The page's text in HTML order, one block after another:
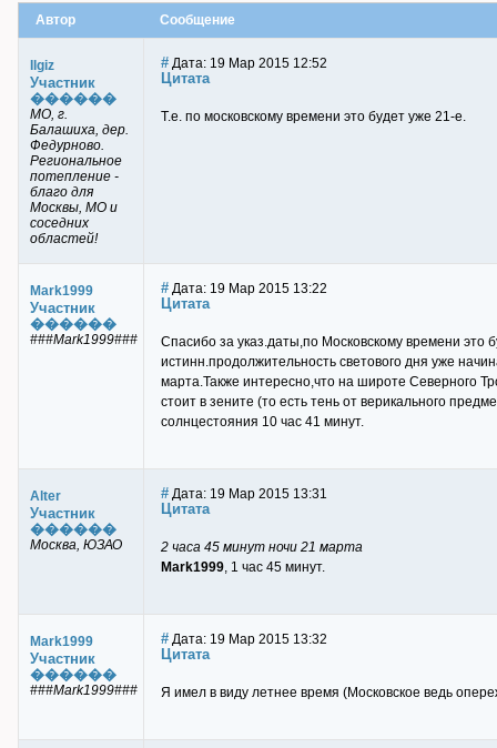
Автор Сообщение
Ilgiz
Участник
������
МО, г.
Балашиха, дер.
Федурново.
Региональное
потепление -
благо для
Москвы, МО и
соседних
областей!
# Дата: 19 Мар 2015 12:52
Цитата
Т.е. по московскому времени это будет уже 21-е.
Mark1999
Участник
������
###Mark1999###
# Дата: 19 Мар 2015 13:22
Цитата
Спасибо за указ.даты,по Московскому времени
истинн.продолжительность светового дня уже
марта.Также интересно,что на широте Северного
стоит в зените (то есть тень от верикального
солнцестояния 10 час 41 минут.
Alter
Участник
������
Москва, ЮЗАО
# Дата: 19 Мар 2015 13:31
Цитата
2 часа 45 минут ночи 21 марта
Mark1999, 1 час 45 минут.
Mark1999
Участник
������
###Mark1999###
# Дата: 19 Мар 2015 13:32
Цитата
Я имел в виду летнее время (Московское ведь